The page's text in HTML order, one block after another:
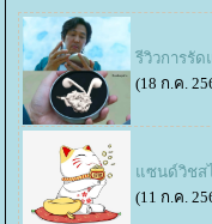
รีวิวการรั
(18 ก.ค.
ซนด์วิชสไ
(11 ก.ค.